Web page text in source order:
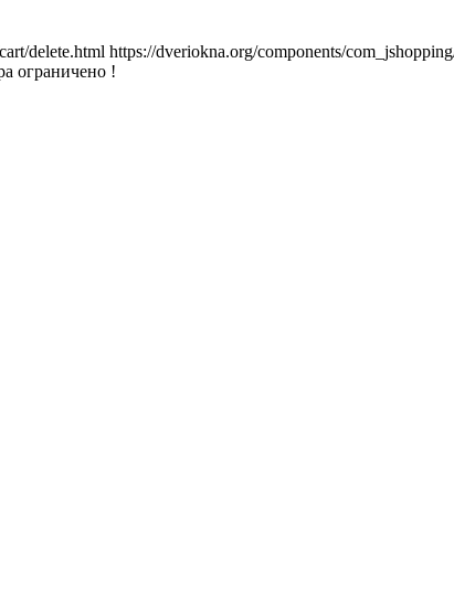
delete.html https://dveriokna.org/components/
ограничено !